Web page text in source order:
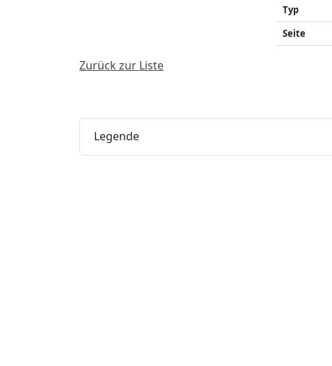
Typ
Seite
Zurück zur Liste
Legende